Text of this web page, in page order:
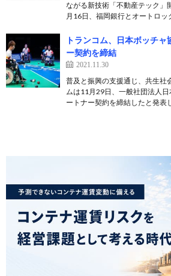
ながる新技術「不動産テック」
月16日、福岡銀行とオートロ
トランコム、日本ボッチ
ー契約を締結
2021.11.30
普及と振興の支援通じ、共生社
ムは11月29日、一般社団法人
ートナー契約を締結したと発表